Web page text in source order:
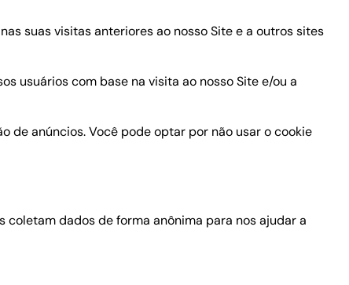
suas visitas anteriores ao nosso Site e a outros sites
usuários com base na visita ao nosso Site e/ou a
de anúncios. Você pode optar por não usar o cookie
coletam dados de forma anônima para nos ajudar a